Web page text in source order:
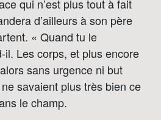
qui n’est plus tout à fait
d’ailleurs à son père
« Quand tu le
il. Les corps, et plus encore
sans urgence ni but
savaient plus très bien ce
le champ.